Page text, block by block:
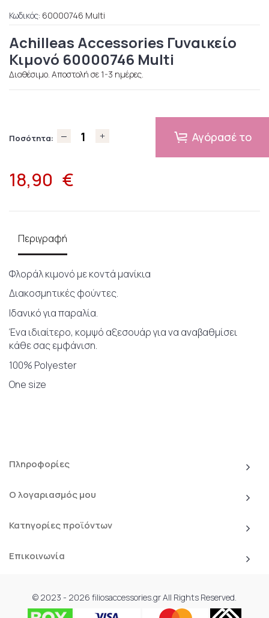
Κωδικός: 60000746 Multi
Achilleas Accessories Γυναικείο
Κιμονό 60000746 Multi
Διαθέσιμο. Αποστολή σε 1-3 ημέρες.
Ποσότητα: Αγόρασέ το
18,90 €
Περιγραφή
Φλοράλ κιμονό με κοντά μανίκια
Διακοσμητικές φούντες.
Ιδανικό για παραλία.
Ένα ιδιαίτερο, κομψό αξεσουάρ για να αναβαθμίσει
κάθε σας εμφάνιση.
100% Polyester
One size
Πληροφορίες
Ο λογαριασμός μου
Κατηγορίες προϊόντων
Επικοινωνία
© 2023 - 2026 filiosaccessories.gr All Rights Reserved.